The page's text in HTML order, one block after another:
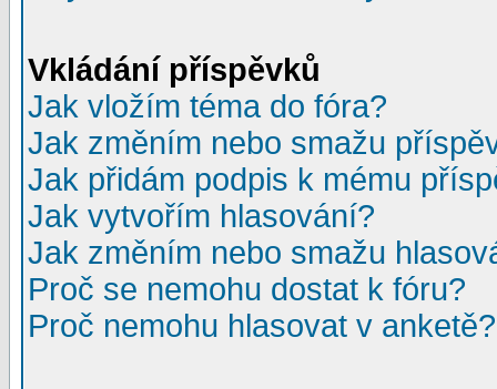
Vkládání příspěvků
Jak vložím téma do fóra?
Jak změním nebo smažu
Jak přidám podpis k mému
Jak vytvořím hlasování?
Jak změním nebo smažu
Proč se nemohu dostat k fóru?
Proč nemohu hlasovat v anketě?